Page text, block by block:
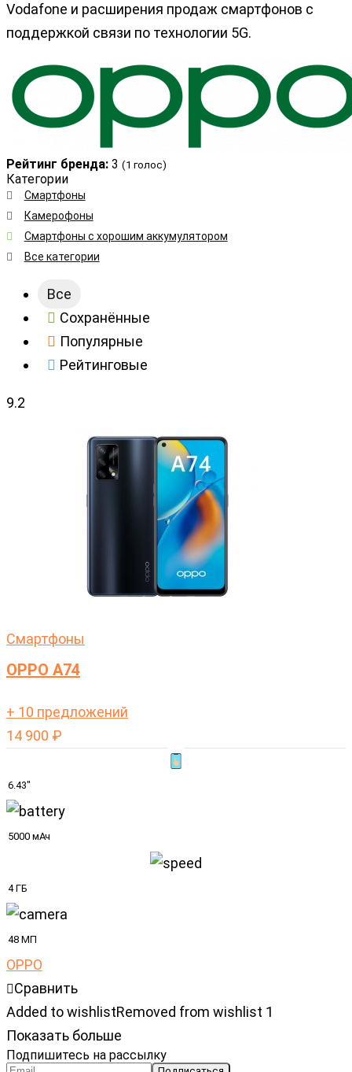
Vodafone и расширения продаж смартфонов с
поддержкой связи по технологии 5G.
Рейтинг бренда: 3 (1 голос)
Категории
Cмартфоны
Камерофоны
Смартфоны с хорошим аккумулятором
Все категории
Все
Сохранённые
Популярные
Рейтинговые
9.2
Cмартфоны
OPPO A74
+ 10 предложений
14 900 ₽
6.43"
5000 мАч
4 ГБ
48 МП
OPPO
Сравнить
Added to wishlistRemoved from wishlist 1
Показать больше
Подпишитесь на рассылку